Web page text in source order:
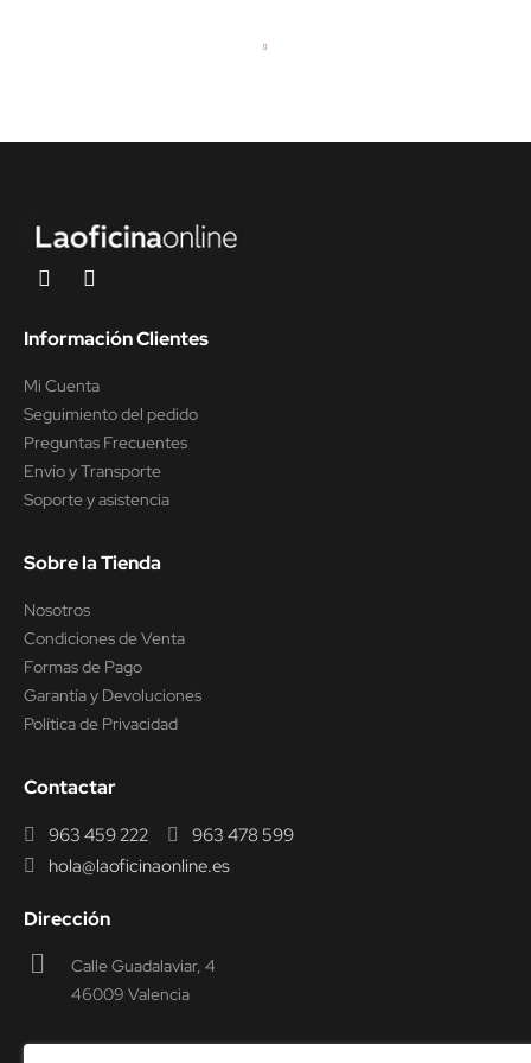
Información Clientes
Mi Cuenta
Seguimiento del pedido
Preguntas Frecuentes
Envío y Transporte
Soporte y asistencia
Sobre la Tienda
Nosotros
Condiciones de Venta
Formas de Pago
Garantía y Devoluciones
Política de Privacidad
Contactar
963 459 222
963 478 599
hola@laoficinaonline.es
Dirección
Calle Guadalaviar, 4
46009 Valencia